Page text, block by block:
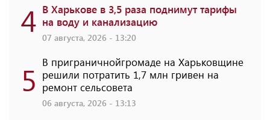
4 В Харькове в 3,5 раза поднимут тарифы
на воду и канализацию
07 августа, 2026 - 13:20
5 В приграничнойгромаде на Харьковщине
решили потратить 1,7 млн ​​гривен на
ремонт сельсовета
06 августа, 2026 - 13:13